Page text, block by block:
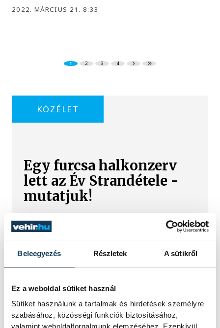
Beleegyezés Részletek A sütikről
Ez a weboldal sütiket használ
Sütiket használunk a tartalmak és hirdetések személyre
szabásához, közösségi funkciók biztosításához,
valamint weboldalforgalmunk elemzéséhez. Ezenkívül
2022. MÁRCIUS 21. 8:33
1 2 3 4
KÖZÉLET
Egy furcsa halkonzerv
lett az Év Strandétele -
mutatjuk!
A Balatoni Kör idén tizenkettedik
alkalommal hirdette meg az év
strandétele versenyt, amelyre minden
eddiginél több, 22 vendéglátóhely 44
étellel indult. Egy fonyódi hely nyert...
Meglepték az elemzőket
a júliusi inflációs adatok